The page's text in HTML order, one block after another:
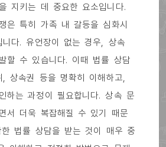
지키는 데 중요한 요소입니다.
은 특히 가족 내 갈등을 심화시
다. 유언장이 없는 경우, 상속
할 수 있습니다. 이때 법률 상담
상속권 등을 명확히 이해하고,
하는 과정이 필요합니다. 상속 문
서 더욱 복잡해질 수 있기 때문
법률 상담을 받는 것이 매우 중